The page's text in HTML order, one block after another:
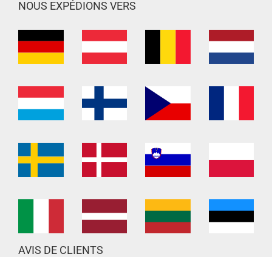
NOUS EXPÉDIONS VERS
AVIS DE CLIENTS